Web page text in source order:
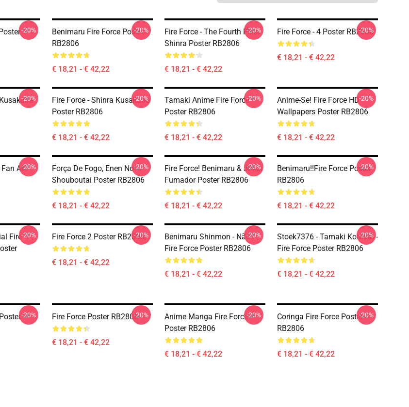
-20%
Benimaru Fire Force Poster
RB2806
€ 18,21 - € 42,22
-20%
Fire Force - The Fourth Pillar
Shinra Poster RB2806
€ 18,21 - € 42,22
-20% Fire Force - 4 Poster RB2806
€ 18,21 - € 42,22
-20%
-20%
Fire Force - Shinra Kusakabe
Poster RB2806
€ 18,21 - € 42,22
-20%
Tamaki Anime Fire Force
Poster RB2806
€ 18,21 - € 42,22
-20%
Anime-Se! Fire Force HD
Wallpapers Poster RB2806
€ 18,21 - € 42,22
-20%
Art-20%
Força De Fogo, Enen No
Shouboutai Poster RB2806
€ 18,21 - € 42,22
-20%
Fire Force! Benimaru & Joker
Fumador Poster RB2806
€ 18,21 - € 42,22
-20%
Benimaru!!Fire Force Poster
RB2806
€ 18,21 - € 42,22
-20%
Fire-20% Fire Force 2 Poster RB2806
€ 18,21 - € 42,22
-20%
Benimaru Shinmon - Não.
Fire Force Poster RB2806
€ 18,21 - € 42,22
-20%
Stoek7376 - Tamaki Kotatsu -
Fire Force Poster RB2806
€ 18,21 - € 42,22
-20%
-20% Fire Force Poster RB2806
€ 18,21 - € 42,22
-20%
Anime Manga Fire Force
Poster RB2806
€ 18,21 - € 42,22
-20%
Coringa Fire Force Poster
RB2806
€ 18,21 - € 42,22
-20%